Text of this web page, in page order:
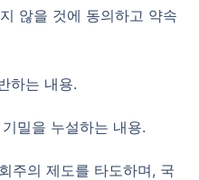
않을 것에 동의하고 약속
하는 내용.
기밀을 누설하는 내용.